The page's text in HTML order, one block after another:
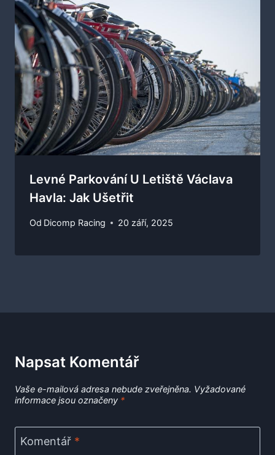
Levné Parkování U Letiště Václava
Havla: Jak Ušetřit
Od Dicomp Racing 20 září, 2025
Napsat Komentář
Vaše e-mailová adresa nebude zveřejněna. Vyžadované
informace jsou označeny *
Komentář *